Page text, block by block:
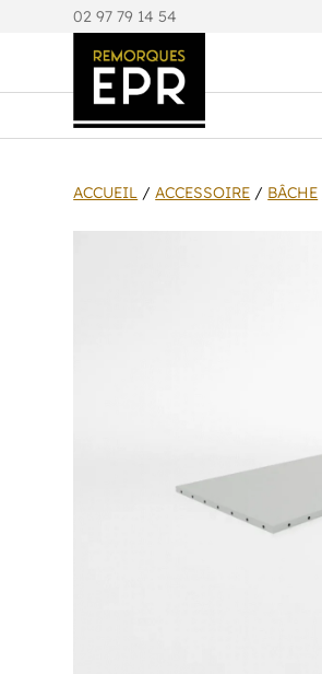
02 97 79 14 54
ACCUEIL /ACCESSOIRE / BÂCHE